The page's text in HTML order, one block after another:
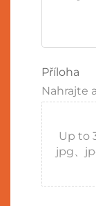
Příloha
Nahrajte
Up to
jpg、